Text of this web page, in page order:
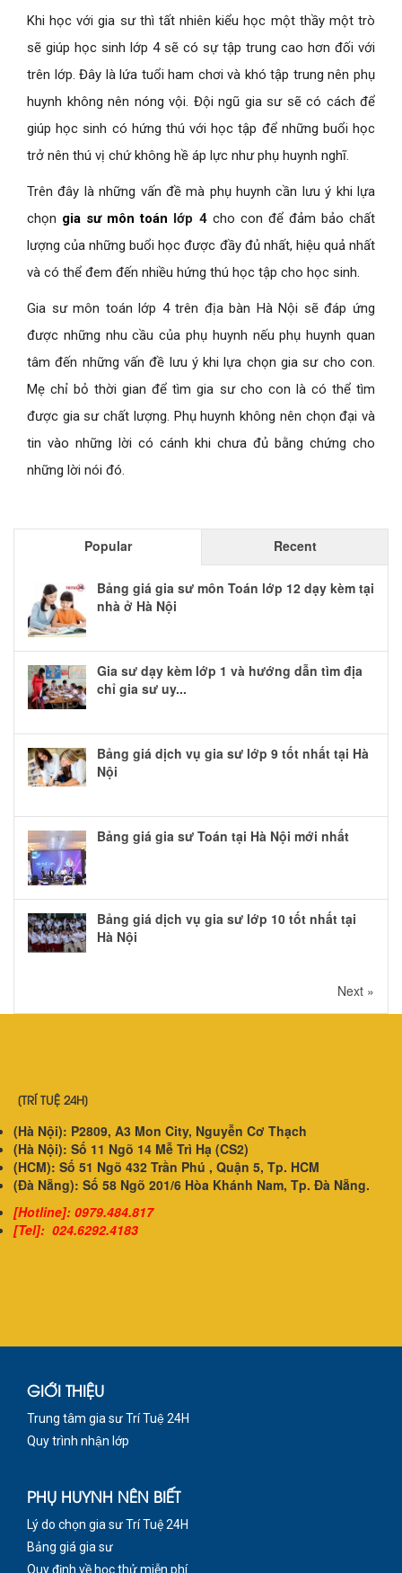
Khi học với gia sư thì tất nhiên kiểu học một thầy một trò
sẽ giúp học sinh lớp 4 sẽ có sự tập trung cao hơn đối với
trên lớp. Đây là lứa tuổi ham chơi và khó tập trung nên phụ
huynh không nên nóng vội. Đội ngũ gia sư sẽ có cách để
giúp học sinh có hứng thú với học tập để những buổi học
trở nên thú vị chứ không hề áp lực như phụ huynh nghĩ.
Trên đây là những vấn đề mà phụ huynh cần lưu ý khi lựa
chọn gia sư môn toán lớp 4cho con để đảm bảo chất
lượng của những buổi học được đầy đủ nhất, hiệu quả nhất
và có thể đem đến nhiều hứng thú học tập cho học sinh.
Gia sư môn toán lớp 4 trên địa bàn Hà Nội sẽ đáp ứng
được những nhu cầu của phụ huynh nếu phụ huynh quan
tâm đến những vấn đề lưu ý khi lựa chọn gia sư cho con.
Mẹ chỉ bỏ thời gian để tìm gia sư cho con là có thể tìm
được gia sư chất lượng. Phụ huynh không nên chọn đại và
tin vào những lời có cánh khi chưa đủ bằng chứng cho
những lời nói đó.
Popular Recent
Bảng giá gia sư môn Toán lớp 12 dạy kèm tại
nhà ở Hà Nội
Gia sư dạy kèm lớp 1 và hướng dẫn tìm địa
chỉ gia sư uy...
Bảng giá dịch vụ gia sư lớp 9 tốt nhất tại Hà
Nội
Bảng giá gia sư Toán tại Hà Nội mới nhất
Bảng giá dịch vụ gia sư lớp 10 tốt nhất tại
Hà Nội
Next »
[TRÍ TUỆ 24H]
(Hà Nội): P2809, A3 Mon City, Nguyễn Cơ Thạch
(Hà Nội): Số 11 Ngõ 14 Mễ Trì Hạ (CS2)
(HCM): Số 51 Ngõ 432 Trần Phú , Quận 5, Tp. HCM
(Đà Nẵng): Số 58 Ngõ 201/6 Hòa Khánh Nam, Tp. Đà Nẵng.
[Hotline]: 0979.484.817
[Tel]: 024.6292.4183
GIỚI THIỆU
Trung tâm gia sư Trí Tuệ 24H
Quy trình nhận lớp
PHỤ HUYNH NÊN BIẾT
Lý do chọn gia sư Trí Tuệ 24H
Bảng giá gia sư
Quy định về học thử miễn phí